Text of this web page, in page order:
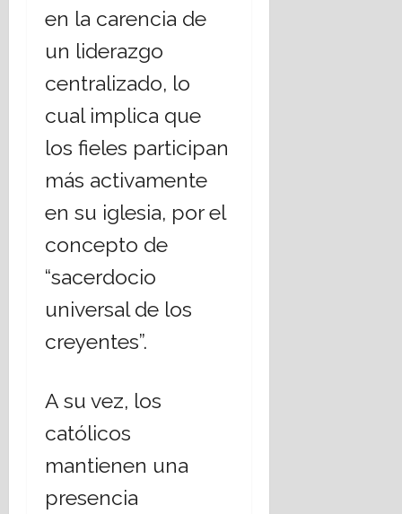
en la carencia de
un liderazgo
centralizado, lo
cual implica que
los fieles participan
más activamente
en su iglesia, por el
concepto de
“sacerdocio
universal de los
creyentes”.
A su vez, los
católicos
mantienen una
presencia